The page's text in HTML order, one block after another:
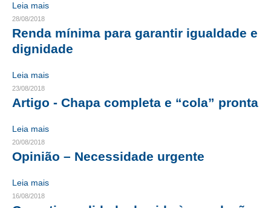
PISO SALARIAL
FIQUE POR DENTRO
EMPREGO E ESTÁGIO
CARREIRA
AUTÔNOMOS E SERVIÇOS
NEWSLETTER
Leia mais
28/08/2018
Renda mínima para garantir igualdade e
dignidade
Leia mais
23/08/2018
Artigo - Chapa completa e “cola” pronta
Leia mais
20/08/2018
Opinião – Necessidade urgente
Leia mais
16/08/2018